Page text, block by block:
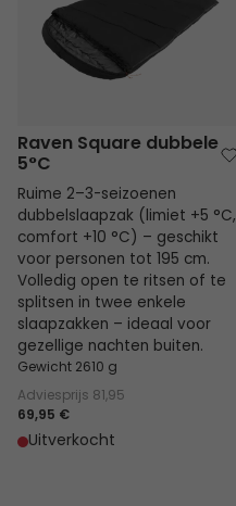
Raven Square dubbele
5°C
Ruime 2–3-seizoenen
dubbelslaapzak (limiet +5 °C,
comfort +10 °C) – geschikt
voor personen tot 195 cm.
Volledig open te ritsen of te
splitsen in twee enkele
slaapzakken – ideaal voor
gezellige nachten buiten.
Gewicht 2610 g
Adviesprijs 81,95
69,95 €
Uitverkocht